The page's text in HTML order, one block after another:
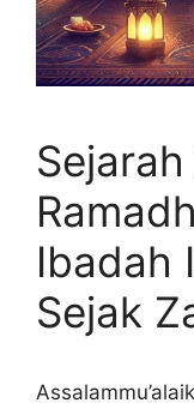
Ibadah
Sejak